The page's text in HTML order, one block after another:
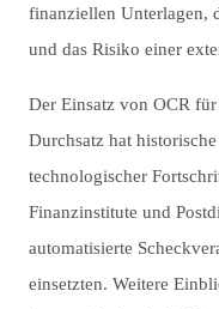
finanziellen Unterlagen,
und das Risiko einer
Der Einsatz von OCR
Durchsatz hat
technologischer
Finanzinstitute und
automatisierte
einsetzten. Weitere